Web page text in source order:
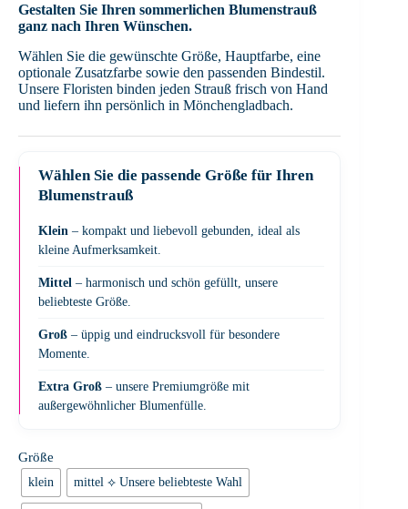
Gestalten Sie Ihren sommerlichen Blumenstrauß
ganz nach Ihren Wünschen.
Wählen Sie die gewünschte Größe, Hauptfarbe, eine
optionale Zusatzfarbe sowie den passenden Bindestil.
Unsere Floristen binden jeden Strauß frisch von Hand
und liefern ihn persönlich in Mönchengladbach.
Wählen Sie die passende Größe für Ihren
Blumenstrauß
Klein – kompakt und liebevoll gebunden, ideal als
kleine Aufmerksamkeit.
Mittel – harmonisch und schön gefüllt, unsere
beliebteste Größe.
Groß – üppig und eindrucksvoll für besondere
Momente.
Extra Groß – unsere Premiumgröße mit
außergewöhnlicher Blumenfülle.
Größe
klein mittel ⟡ Unsere beliebteste Wahl